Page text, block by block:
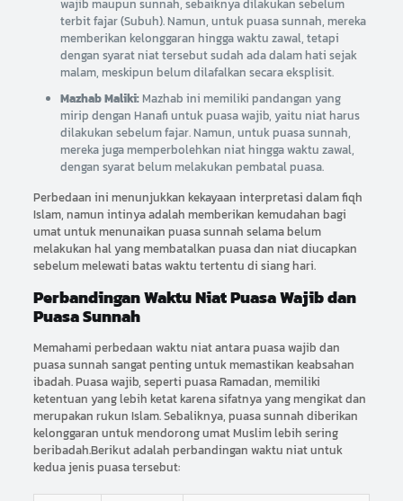
wajib maupun sunnah, sebaiknya dilakukan sebelum
terbit fajar (Subuh). Namun, untuk puasa sunnah, mereka
memberikan kelonggaran hingga waktu zawal, tetapi
dengan syarat niat tersebut sudah ada dalam hati sejak
malam, meskipun belum dilafalkan secara eksplisit.
Mazhab Maliki:Mazhab ini memiliki pandangan yang
mirip dengan Hanafi untuk puasa wajib, yaitu niat harus
dilakukan sebelum fajar. Namun, untuk puasa sunnah,
mereka juga memperbolehkan niat hingga waktu zawal,
dengan syarat belum melakukan pembatal puasa.
Perbedaan ini menunjukkan kekayaan interpretasi dalam fiqh
Islam, namun intinya adalah memberikan kemudahan bagi
umat untuk menunaikan puasa sunnah selama belum
melakukan hal yang membatalkan puasa dan niat diucapkan
sebelum melewati batas waktu tertentu di siang hari.
Perbandingan Waktu Niat Puasa Wajib dan
Puasa Sunnah
Memahami perbedaan waktu niat antara puasa wajib dan
puasa sunnah sangat penting untuk memastikan keabsahan
ibadah. Puasa wajib, seperti puasa Ramadan, memiliki
ketentuan yang lebih ketat karena sifatnya yang mengikat dan
merupakan rukun Islam. Sebaliknya, puasa sunnah diberikan
kelonggaran untuk mendorong umat Muslim lebih sering
beribadah.Berikut adalah perbandingan waktu niat untuk
kedua jenis puasa tersebut: